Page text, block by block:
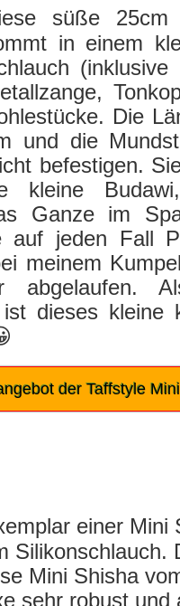
süße 25cm
in einem
Die
und die
befestigen.
kleine
Ganze im
auf jeden Fall
meinem
abgelaufen.
dieses kleine
der Taffstyle
einer Mini
Silikonschlauch.
Mini Shisha
sehr robust